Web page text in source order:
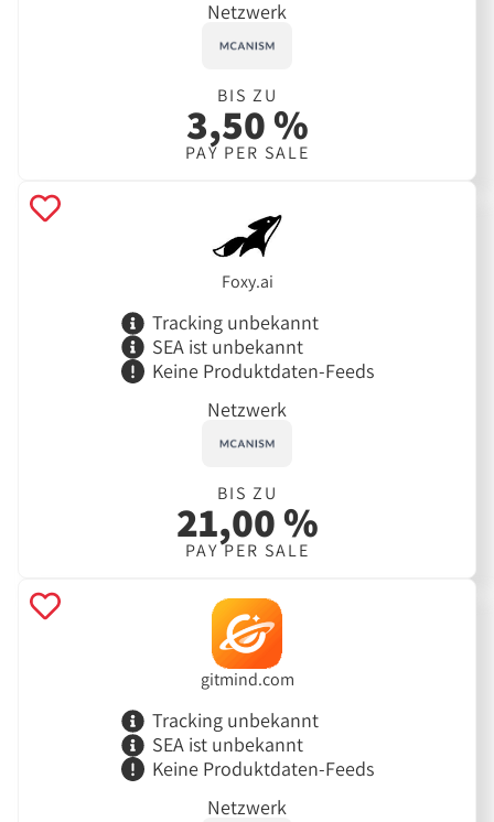
Netzwerk
BIS ZU
3,50 %
PAY PER SALE
Foxy.ai
Tracking unbekannt
SEA ist unbekannt
Keine Produktdaten-Feeds
Netzwerk
BIS ZU
21,00 %
PAY PER SALE
gitmind.com
Tracking unbekannt
SEA ist unbekannt
Keine Produktdaten-Feeds
Netzwerk